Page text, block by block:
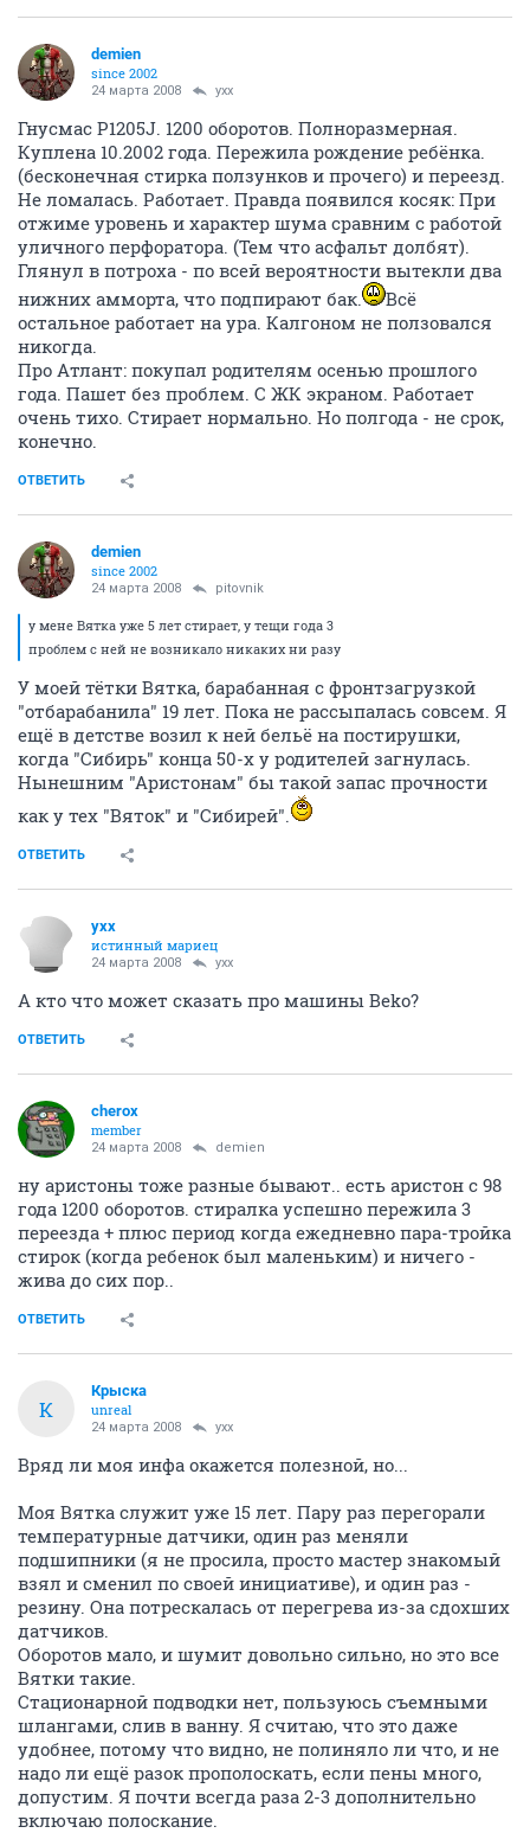
demien
since 2002
24 марта 2008 yxx
Гнусмас P1205J. 1200 оборотов. Полноразмерная.
Куплена 10.2002 года. Пережила рождение ребёнка.
(бесконечная стирка ползунков и прочего) и переезд.
Не ломалась. Работает. Правда появился косяк: При
отжиме уровень и характер шума сравним с работой
уличного перфоратора. (Тем что асфальт долбят).
Глянул в потроха - по всей вероятности вытекли два
нижних амморта, что подпирают бак.
Всё
остальное работает на ура. Калгоном не ползовался
никогда.
Про Атлант: покупал родителям осенью прошлого
года. Пашет без проблем. С ЖК экраном. Работает
очень тихо. Стирает нормально. Но полгода - не срок,
конечно.
ОТВЕТИТЬ
demien
since 2002
24 марта 2008 pitovnik
у мене Вятка уже 5 лет стирает, у тещи года 3
проблем с ней не возникало никаких ни разу
У моей тётки Вятка, барабанная с фронтзагрузкой
"отбарабанила" 19 лет. Пока не рассыпалась совсем. Я
ещё в детстве возил к ней бельё на постирушки,
когда "Сибирь" конца 50-х у родителей загнулась.
Нынешним "Аристонам" бы такой запас прочности
как у тех "Вяток" и "Сибирей".
ОТВЕТИТЬ
yxx
истинный мариец
24 марта 2008 yxx
А кто что может сказать про машины Beko?
ОТВЕТИТЬ
cherox
member
24 марта 2008 demien
ну аристоны тоже разные бывают.. есть аристон с 98
года 1200 оборотов. стиралка успешно пережила 3
переезда + плюс период когда ежедневно пара-тройка
стирок (когда ребенок был маленьким) и ничего -
жива до сих пор..
ОТВЕТИТЬ
К
Крыска
unreal
24 марта 2008 yxx
Вряд ли моя инфа окажется полезной, но...
Моя Вятка служит уже 15 лет. Пару раз перегорали
температурные датчики, один раз меняли
подшипники (я не просила, просто мастер знакомый
взял и сменил по своей инициативе), и один раз -
резину. Она потрескалась от перегрева из-за сдохших
датчиков.
Оборотов мало, и шумит довольно сильно, но это все
Вятки такие.
Стационарной подводки нет, пользуюсь съемными
шлангами, слив в ванну. Я считаю, что это даже
удобнее, потому что видно, не полиняло ли что, и не
надо ли ещё разок прополоскать, если пены много,
допустим. Я почти всегда раза 2-3 дополнительно
включаю полоскание.